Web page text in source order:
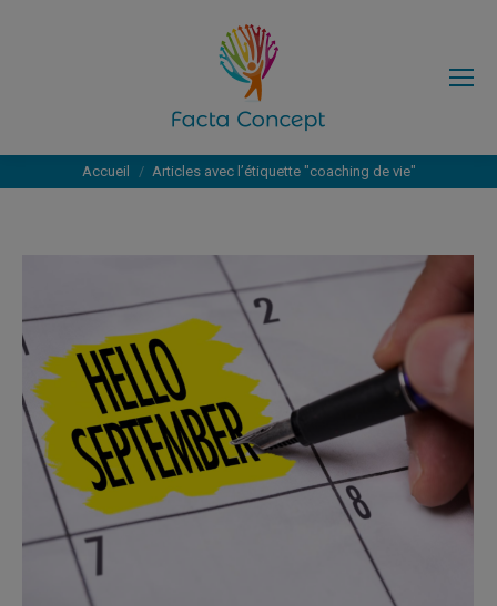
Vous êtes ici :
Accueil Articles avec l’étiquette "coaching de vie"